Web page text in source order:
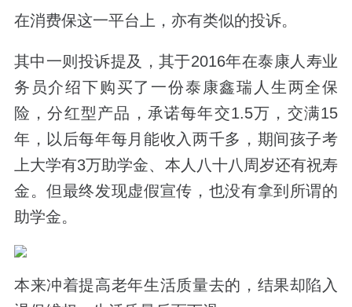
在消费保这一平台上，亦有类似的投诉。
其中一则投诉提及，其于2016年在泰康人寿业
务员介绍下购买了一份泰康鑫瑞人生两全保
险，分红型产品， 承诺每年交1.5万，交满15
年，以后每年每月能收入两千多， 期间孩子考
上大学有3万助学金、本人八十八周岁还有祝寿
金。但最终发现虚假宣传，也没有拿到所谓的
助学金。
本来冲着提高老年生活质量去的，结果却陷入